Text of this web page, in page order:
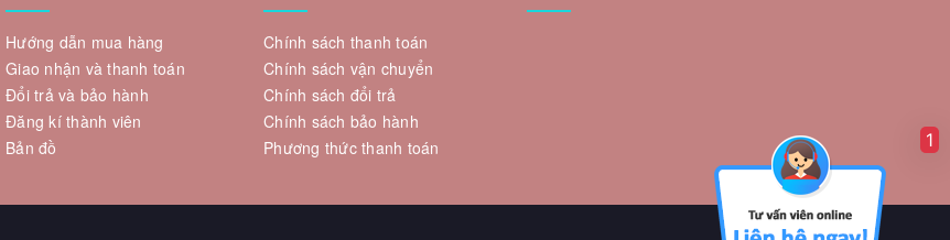
Hướng dẫn mua hàng
Giao nhận và thanh toán
Đổi trả và bảo hành
Đăng kí thành viên
Bản đồ
Chính sách thanh toán
Chính sách vận chuyển
Chính sách đổi trả
Chính sách bảo hành
Phương thức thanh toán
1